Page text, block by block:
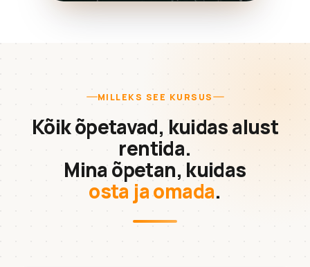
MILLEKS SEE KURSUS
Kõik õpetavad, kuidas alust
rentida.
Mina õpetan, kuidas
osta ja omada.